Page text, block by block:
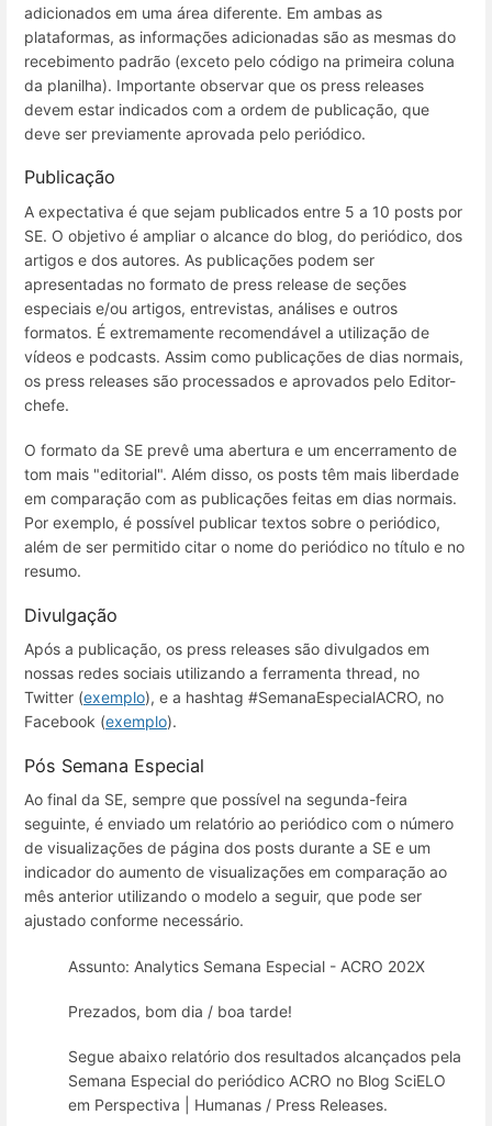
adicionados em uma área diferente. Em ambas as
plataformas, as informações adicionadas são as mesmas do
recebimento padrão (exceto pelo código na primeira coluna
da planilha). Importante observar que os press releases
devem estar indicados com a ordem de publicação, que
deve ser previamente aprovada pelo periódico.
Publicação
A expectativa é que sejam publicados entre 5 a 10 posts por
SE. O objetivo é ampliar o alcance do blog, do periódico, dos
artigos e dos autores. As publicações podem ser
apresentadas no formato de press release de seções
especiais e/ou artigos, entrevistas, análises e outros
formatos. É extremamente recomendável a utilização de
vídeos e podcasts. Assim como publicações de dias normais,
os press releases são processados e aprovados pelo Editor-
chefe.
O formato da SE prevê uma abertura e um encerramento de
tom mais "editorial". Além disso, os posts têm mais liberdade
em comparação com as publicações feitas em dias normais.
Por exemplo, é possível publicar textos sobre o periódico,
além de ser permitido citar o nome do periódico no título e no
resumo.
Divulgação
Após a publicação, os press releases são divulgados em
nossas redes sociais utilizando a ferramenta thread, no
Twitter (exemplo), e a hashtag #SemanaEspecialACRO, no
Facebook (exemplo).
Pós Semana Especial
Ao final da SE, sempre que possível na segunda-feira
seguinte, é enviado um relatório ao periódico com o número
de visualizações de página dos posts durante a SE e um
indicador do aumento de visualizações em comparação ao
mês anterior utilizando o modelo a seguir, que pode ser
ajustado conforme necessário.
Assunto: Analytics Semana Especial - ACRO 202X
Prezados, bom dia / boa tarde!
Segue abaixo relatório dos resultados alcançados pela
Semana Especial do periódico ACRO no Blog SciELO
em Perspectiva | Humanas / Press Releases.